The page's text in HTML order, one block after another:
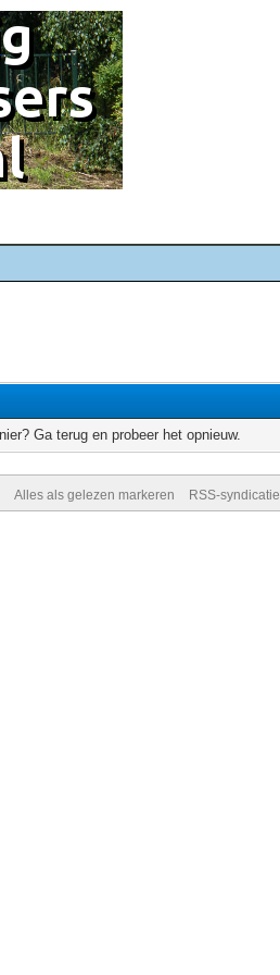
Ga terug en probeer het opnieuw.
Alles als gelezen markeren RSS-syndicatie